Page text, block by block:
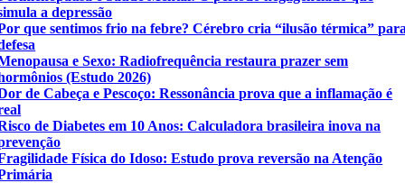
a depressão
que sentimos frio na febre? Cérebro cria “ilusão térmica”
e Sexo: Radiofrequência restaura prazer sem
(Estudo 2026)
de Cabeça e Pescoço: Ressonância prova que a inflamação é
de Diabetes em 10 Anos: Calculadora brasileira inova na
Física do Idoso: Estudo prova reversão na Atenção